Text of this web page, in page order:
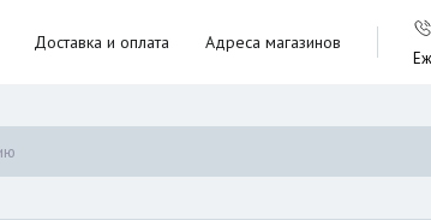
Доставка и оплата Адреса магазинов